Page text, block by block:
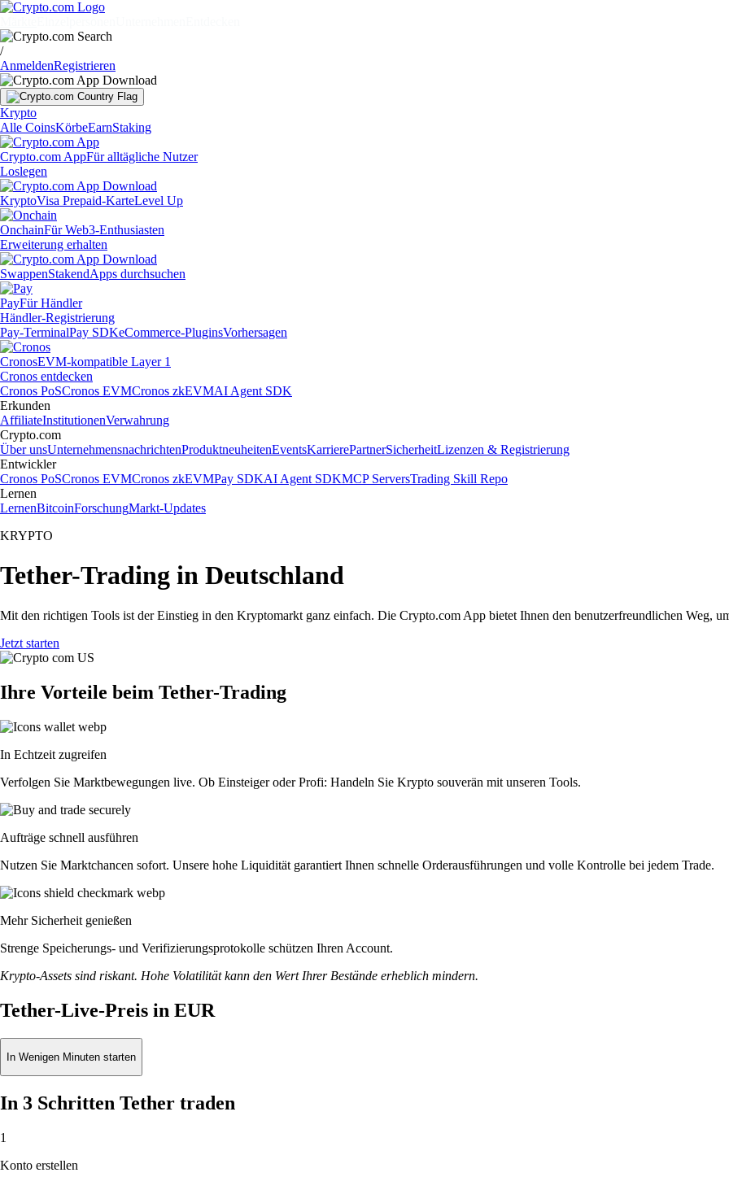
/
AnmeldenRegistrieren
Krypto
Alle CoinsKörbeEarnStaking
Crypto.com AppFür alltägliche Nutzer
Loslegen
KryptoVisa Prepaid-KarteLevel Up
OnchainFür Web3-Enthusiasten
Erweiterung erhalten
SwappenStakendApps durchsuchen
PayFür Händler
Händler-Registrierung
Pay-TerminalPay SDKeCommerce-PluginsVorhersagen
CronosEVM-kompatible Layer 1
Cronos entdecken
Cronos PoSCronos EVMCronos zkEVMAI Agent SDK
Erkunden
AffiliateInstitutionenVerwahrung
Crypto.com
Über unsUnternehmensnachrichtenProduktneuheitenEventsKarrierePartnerSicherheitLizenzen & Registrierung
Entwickler
Cronos PoSCronos EVMCronos zkEVMPay SDKAI Agent SDKMCP ServersTrading Skill Repo
Lernen
LernenBitcoinForschungMarkt-Updates
KRYPTO
Tether-Trading in Deutschland
Mit den richtigen Tools ist der Einstieg in den Kryptomarkt ganz einfach. Die Crypto.com App bietet Ihnen den benutzerfreundlichen Weg,
Jetzt starten
Ihre Vorteile beim Tether-Trading
In Echtzeit zugreifen
Verfolgen Sie Marktbewegungen live. Ob Einsteiger oder Profi: Handeln Sie Krypto souverän mit unseren Tools.
Aufträge schnell ausführen
Nutzen Sie Marktchancen sofort. Unsere hohe Liquidität garantiert Ihnen schnelle Orderausführungen und volle Kontrolle bei jedem Trade.
Mehr Sicherheit genießen
Strenge Speicherungs- und Verifizierungsprotokolle schützen Ihren Account.
Krypto-Assets sind riskant. Hohe Volatilität kann den Wert Ihrer Bestände erheblich mindern.
Tether-Live-Preis in EUR
In Wenigen Minuten starten
In 3 Schritten Tether traden
1
Konto erstellen